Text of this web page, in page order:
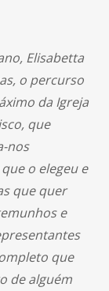
Elisabetta
o percurso
da Igreja
que
nos
o elegeu e
que quer
e
que
de alguém